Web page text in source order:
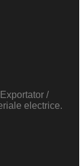
/
electrice.